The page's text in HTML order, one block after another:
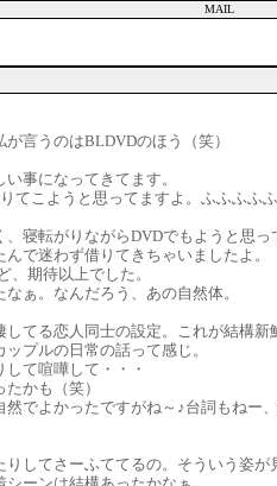
MAIL
言うのはBLDVDのほう（笑）
事になってきてます。
てこようと思ってますよ。ふふふふふ
寝転がりながらDVDでもようと思っ
で迷わず借りてきちゃいましたよ。
期待以上でした。
ぁ。なんだろう、あの自然体。
てる恋人同士の設定。これが結構新
プルの日常の話って感じ。
て喧嘩して・・・
かも（笑）
でよかったですがね～♪台詞もねー
してさーふててるの。そういう姿が